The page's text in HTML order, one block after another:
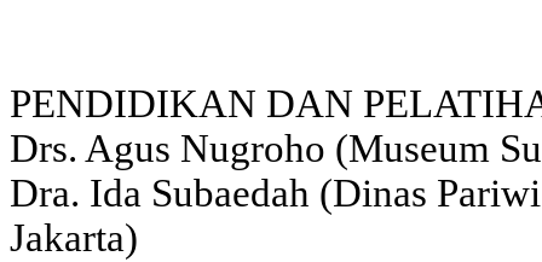
PENDIDIKAN DAN
Drs. Agus Nugroho (Museum
Dra. Ida Subaedah (Dinas
Jakarta)